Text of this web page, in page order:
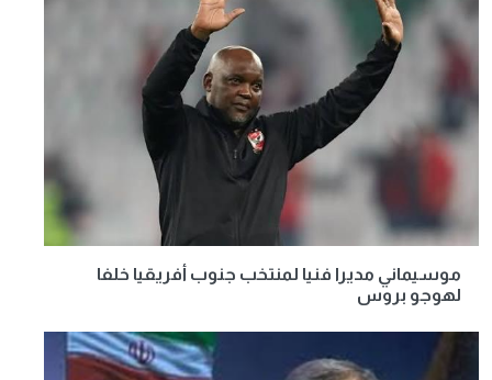
موسيماني مديرا فنيا لمنتخب جنوب أفريقيا خلفا
لهوجو بروس